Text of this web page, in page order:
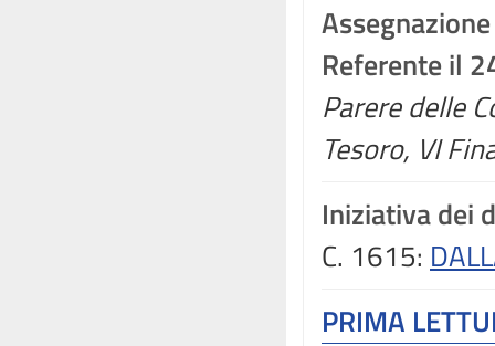
Assegnazione
Referente il
Parere delle
Tesoro, VI
Iniziativa dei
C. 1615:
PRIMA